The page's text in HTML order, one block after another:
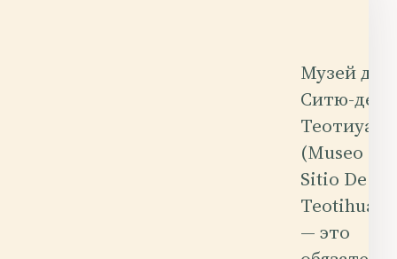
Музей де-
Ситю-де-
(Museo De
Sitio De
— это